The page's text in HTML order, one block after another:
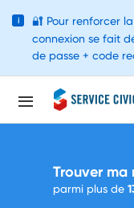
Trouver ma
parmi plus de
i 🔐 Pour renforcer
connexion se fait
de passe + code